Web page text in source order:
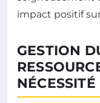
impact positif
GESTION